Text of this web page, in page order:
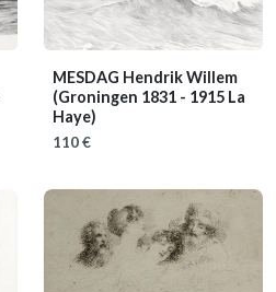
MESDAG Hendrik Willem
(Groningen 1831 - 1915 La
Haye)
110 €